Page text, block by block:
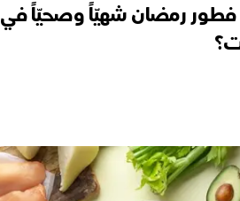
رمضان شهيّاً وصحيّاً في